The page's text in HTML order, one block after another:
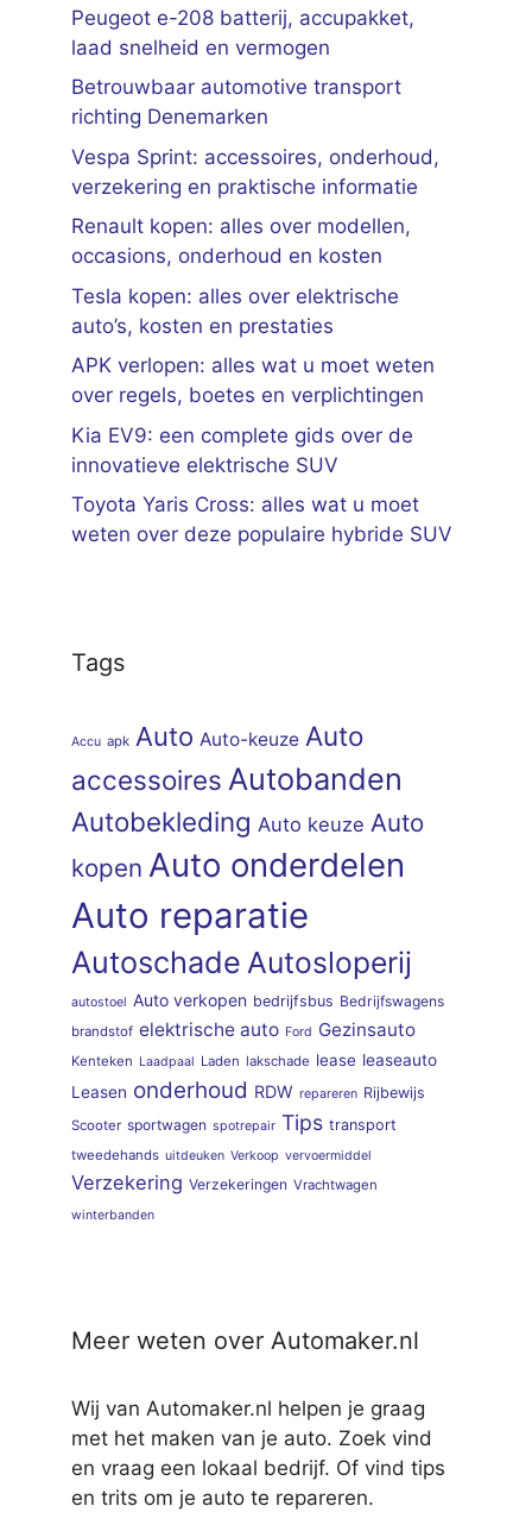
Peugeot e-208 batterij, accupakket,
laad snelheid en vermogen
Betrouwbaar automotive transport
richting Denemarken
Vespa Sprint: accessoires, onderhoud,
verzekering en praktische informatie
Renault kopen: alles over modellen,
occasions, onderhoud en kosten
Tesla kopen: alles over elektrische
auto’s, kosten en prestaties
APK verlopen: alles wat u moet weten
over regels, boetes en verplichtingen
Kia EV9: een complete gids over de
innovatieve elektrische SUV
Toyota Yaris Cross: alles wat u moet
weten over deze populaire hybride SUV
Tags
Accu apk Auto Auto-keuze Auto
accessoires Autobanden
Autobekleding Auto keuze Auto
kopen Auto onderdelen
Auto reparatie
Autoschade Autosloperij
autostoel Auto verkopen bedrijfsbus Bedrijfswagens
brandstof elektrische auto Ford Gezinsauto
Kenteken Laadpaal Laden lakschade lease leaseauto
Leasen onderhoud RDW repareren Rijbewijs
Scooter sportwagen spotrepair Tips transport
tweedehands uitdeuken Verkoop vervoermiddel
Verzekering Verzekeringen Vrachtwagen
winterbanden
Meer weten over Automaker.nl
Wij van Automaker.nl helpen je graag
met het maken van je auto. Zoek vind
en vraag een lokaal bedrijf. Of vind tips
en trits om je auto te repareren.